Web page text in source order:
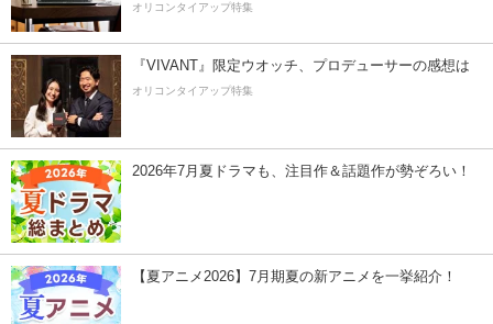
オリコンタイアップ特集
『VIVANT』限定ウオッチ、プロデューサーの感想は
オリコンタイアップ特集
2026年7月夏ドラマも、注目作＆話題作が勢ぞろい！
【夏アニメ2026】7月期夏の新アニメを一挙紹介！